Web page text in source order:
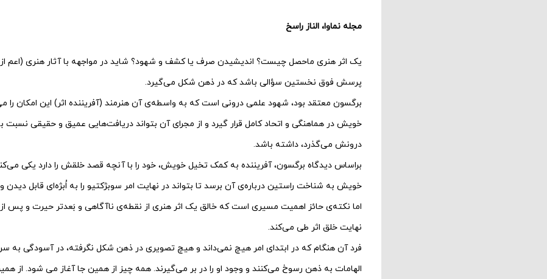
مجله نماوا، الناز راسخ
یک اثر هنری ماحصل چیست؟ اندیشیدن صرف یا کشف و شهود؟ شاید در مواجهه با آثار هنری (اعم
پرسش فوق نخستین سؤالی باشد که در ذهن شکل می‌گیرد.
برگسون معتقد بود، شهود علمی درونی است که به واسطه‌ی آن هنرمند (آفریننده اثر) این امکان را
خویش در هماهنگی و اتحاد کامل قرار گیرد و از مجرای آن بتواند دریافت‌هایی عمیق و حقیقی نسبت
درونش می‌گذرد، داشته باشد.
براساس دیدگاه برگسون، آفریننده به کمک تخیل خویش، خود را با آنچه قصد خلقش را دارد یکی
خویش به شناخت راستین درباره‌ی آن برسد تا بتواند در نهایت امر سوبژکتیو را به اُبژه‌ای قابل
اما نکته‌ی حائز اهمیت مسیری است که خالق یک اثر هنری از نقطه‌ی ناآگاهی و بَعدتر حیرت و پس
نهایت خلق اثر طی می‌کند.
فرد آن هنگام که در ابتدای امر هیچ نمی‌داند و هیچ تصویری در ذهن شکل نگرفته، در آسودگی به
الهامات به ذهن رسوخ می‌کنند و وجود او را در بر می‌گیرند. همه چیز از همین جا آغاز می شود. از